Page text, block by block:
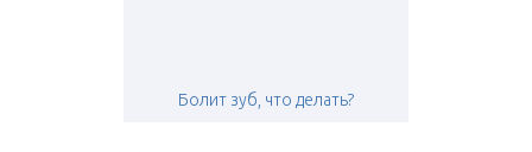
Болит зуб, что делать?